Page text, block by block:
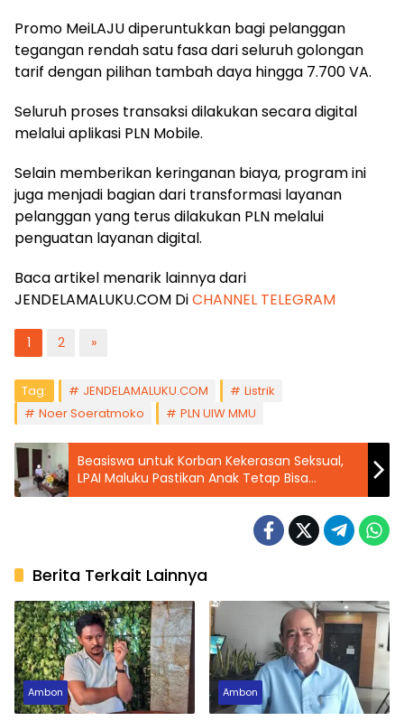
Promo MeiLAJU diperuntukkan bagi pelanggan
tegangan rendah satu fasa dari seluruh golongan
tarif dengan pilihan tambah daya hingga 7.700 VA.
Seluruh proses transaksi dilakukan secara digital
melalui aplikasi PLN Mobile.
Selain memberikan keringanan biaya, program ini
juga menjadi bagian dari transformasi layanan
pelanggan yang terus dilakukan PLN melalui
penguatan layanan digital.
Baca artikel menarik lainnya dari
JENDELAMALUKU.COM DiCHANNEL TELEGRAM
1 2 »
Tag: JENDELAMALUKU.COM
Listrik
Noer Soeratmoko
PLN UIW MMU
Beasiswa untuk Korban Kekerasan Seksual,
LPAI Maluku Pastikan Anak Tetap Bisa
Sekolah
Berita Terkait Lainnya
Ambon Ambon